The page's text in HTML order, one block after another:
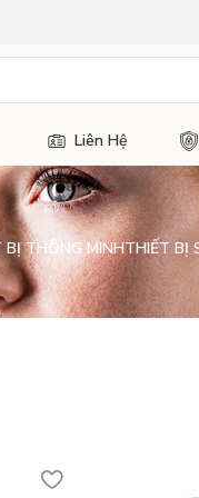
Liên Hệ
BỊ THÔNG MINHTHIẾT BỊ